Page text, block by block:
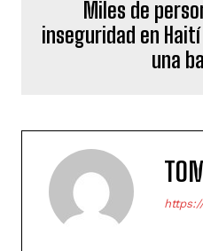
Miles de
inseguridad en
una